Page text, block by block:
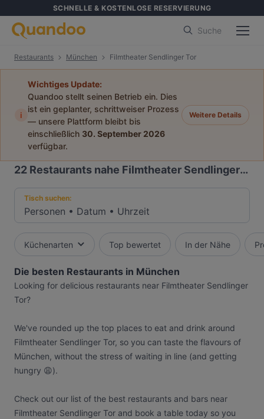
SCHNELLE & KOSTENLOSE RESERVIERUNG
Suche
Restaurants München Filmtheater Sendlinger Tor
i
Wichtiges Update:
Quandoo stellt seinen Betrieb ein. Dies
ist ein geplanter, schrittweiser Prozess
— unsere Plattform bleibt bis
einschließlich 30. September 2026
verfügbar.
Weitere Details
22 Restaurants nahe Filmtheater Sendlinger Tor
Tisch suchen:
Personen • Datum • Uhrzeit
Küchenarten Top bewertet In der Nähe
Die besten Restaurants in München
Looking for delicious restaurants near Filmtheater Sendlinger
Tor?
We've rounded up the top places to eat and drink around
Filmtheater Sendlinger Tor, so you can taste the flavours of
München, without the stress of waiting in line (and getting
hungry 😩).
Check out our list of the best restaurants and bars near
Filmtheater Sendlinger Tor and book a table today so you